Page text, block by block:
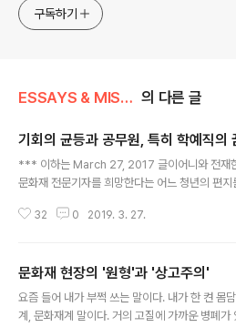
approach will be to resist any
generalized viewpoint
구독하기
ESSAYS & MISCELLANIES 의 다른 글
기회의 균등과 공무원, 특히 학예직의
*** 이하는 March 27, 2017 글이어니와 전재
문화재 전문기자를 희망한다는 어느 청년의 편지
서겠지만, 글쎄 어찌해야 할지를 나 역시 갈피잡지
창한 것 몰라도, 이에 대해서만은 격발하는 바가
늘상 하는 말로써 다시금 저 논제와 관련해 평소
에서 뇌까린 내 생각들을 정리해 몇 마디 보태어
32 0 2019. 3. 27.
문화재 현장의 '원형'과 '상고주의'
요즘 들어 내가 부쩍 쓰는 말이다. 내가 한 켠 몸
계, 문화재계 말이다. 거의 고질에 가까운 병폐가